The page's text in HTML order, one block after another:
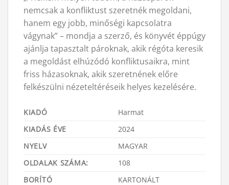
nemcsak a konfliktust szeretnék megoldani,
hanem egy jobb, minőségi kapcsolatra
vágynak” – mondja a szerző, és könyvét éppúgy
ajánlja tapasztalt pároknak, akik régóta keresik
a megoldást elhúzódó konfliktusaikra, mint
friss házasoknak, akik szeretnének előre
felkészülni nézeteltéréseik helyes kezelésére.
KIADÓ
Harmat
KIADÁS ÉVE
2024
NYELV
MAGYAR
OLDALAK SZÁMA:
108
BORÍTÓ
KARTONÁLT